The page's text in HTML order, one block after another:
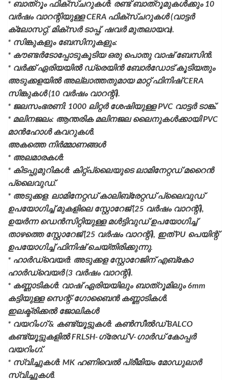
* ബാത്റൂം ഫിക്സ്ചറുകൾ: രണ്ട് ബാത്റൂമുകൾക്കും 10
വർഷം വാറന്റിയുള്ള CERA ഫിക്സ്ചറുകൾ (വാട്ടർ
ക്ലോസറ്റ്, മിക്സർ ടാപ്പ്, ഷവർ മുതലായവ).
* സിങ്കുകളും ബേസിനുകളും:
* കൗണ്ടർടോപ്പോടുകൂടിയ ഒരു പൊതു വാഷ് ബേസിൻ.
* വർക്ക് ഏരിയയിൽ ഡ്രെയിൻ ബോർഡോട് കൂടിയതും
അടുക്കളയിൽ അല്ലാത്തതുമായ മാറ്റ് ഫിനിഷ് CERA
സിങ്കുകൾ (10 വർഷം വാറന്റി).
* ജലസംഭരണി: 1000 ലിറ്റർ ശേഷിയുള്ള PVC വാട്ടർ ടാങ്ക്.
* മലിനജലം: ആന്തരിക മലിനജല ലൈനുകൾക്കായി PVC
മാൻഹോൾ കവറുകൾ.
അകത്തെ നിർമ്മാണങ്ങൾ
* അലമാരകൾ:
* കിടപ്പുമുറികൾ: കിറ്റ്പ്ലൈയുടെ ലാമിനേറ്റഡ് മറൈൻ
പ്ലൈവുഡ്.
* അടുക്കള: ലാമിനേറ്റഡ് കാലിബ്രേറ്റഡ് പ്ലൈവുഡ്
ഉപയോഗിച്ച് മുകളിലെ സ്റ്റോറേജ് (25 വർഷം വാറന്റി),
ഉയർന്ന ഡെൻസിറ്റിയുള്ള മൾട്ടിവുഡ് ഉപയോഗിച്ച്
താഴത്തെ സ്റ്റോറേജ് (25 വർഷം വാറന്റി), ഇത് PU പെയിന്റ്
ഉപയോഗിച്ച് ഫിനിഷ് ചെയ്തിരിക്കുന്നു.
* ഹാർഡ്‌വെയർ: അടുക്കള സ്റ്റോറേജിന് എബ്കോ
ഹാർഡ്‌വെയർ (3 വർഷം വാറന്റി).
* കണ്ണാടികൾ: വാഷ് ഏരിയയിലും ബാത്റൂമിലും 6mm
കട്ടിയുള്ള സെന്റ്-ഗോബൈൻ കണ്ണാടികൾ.
ഇലക്ട്രിക്കൽ ജോലികൾ
* വയറിംഗ് & കണ്ട്യൂട്ടുകൾ: കൺസീൽഡ് BALCO
കണ്ട്യൂട്ടുകളിൽ FRLSH-ഗ്രേഡ് V-ഗാർഡ് കോപ്പർ
വയറിംഗ്.
* സ്വിച്ചുകൾ: MK ഹണിവെൽ പ്രീമിയം മോഡുലാർ
സ്വിച്ചുകൾ.